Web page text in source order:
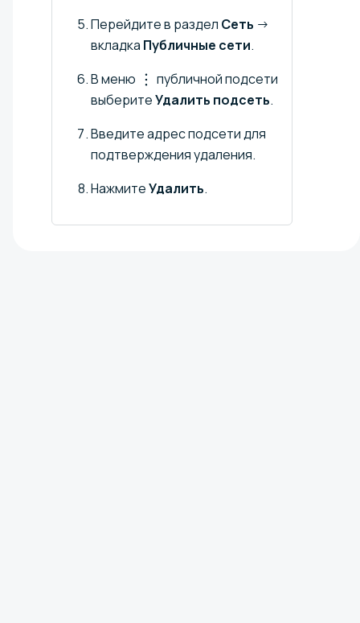
Перейдите в раздел Сеть →
вкладка Публичные сети.
В меню
публичной подсети
выберитеУдалить подсеть.
Введите адрес подсети для
подтверждения удаления.
НажмитеУдалить.